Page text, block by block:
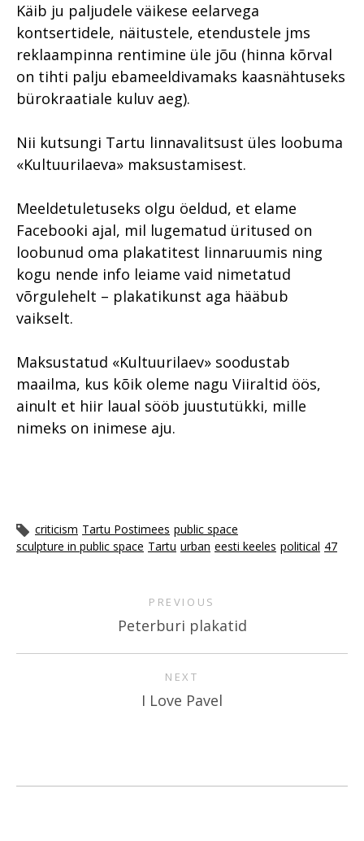
Käib ju paljudele väikese eelarvega
kontsertidele, näitustele, etendustele jms
reklaampinna rentimine üle jõu (hinna kõrval
on tihti palju ebameeldivamaks kaasnähtuseks
bürokraatiale kuluv aeg).
Nii kutsungi Tartu linnavalitsust üles loobuma
«Kultuurilaeva» maksustamisest.
Meeldetuletuseks olgu öeldud, et elame
Facebooki ajal, mil lugematud üritused on
loobunud oma plakatitest linnaruumis ning
kogu nende info leiame vaid nimetatud
võrgulehelt – plakatikunst aga hääbub
vaikselt.
Maksustatud «Kultuurilaev» soodustab
maailma, kus kõik oleme nagu Viiraltid öös,
ainult et hiir laual sööb juustutükki, mille
nimeks on inimese aju.
criticism Tartu Postimees public space
sculpture in public space Tartu urban eesti keeles political 47
PREVIOUS
Peterburi plakatid
NEXT
I Love Pavel